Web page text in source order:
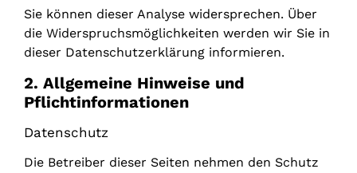
Sie können dieser Analyse widersprechen. Über
die Widerspruchsmöglichkeiten werden wir Sie in
dieser Datenschutzerklärung informieren.
2. Allgemeine Hinweise und
Pflichtinformationen
Datenschutz
Die Betreiber dieser Seiten nehmen den Schutz